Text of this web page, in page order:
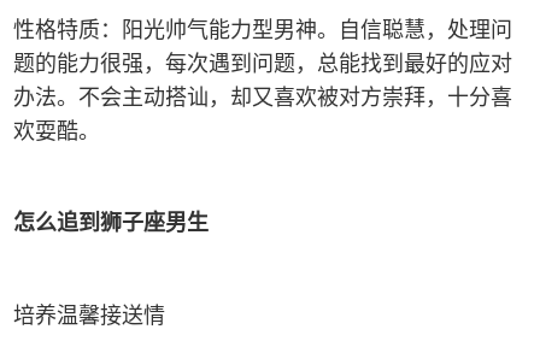
性格特质：阳光帅气能力型男神。自信聪慧，处理问
题的能力很强，每次遇到问题，总能找到最好的应对
办法。不会主动搭讪，却又喜欢被对方崇拜，十分喜
欢耍酷。
怎么追到狮子座男生
培养温馨接送情